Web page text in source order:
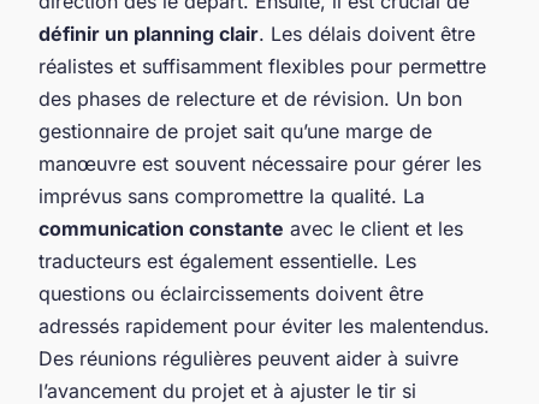
définir un planning clair. Les délais doivent être
réalistes et suffisamment flexibles pour permettre
des phases de relecture et de révision. Un bon
gestionnaire de projet sait qu’une marge de
manœuvre est souvent nécessaire pour gérer les
imprévus sans compromettre la qualité. La
communication constante avec le client et les
traducteurs est également essentielle. Les
questions ou éclaircissements doivent être
adressés rapidement pour éviter les malentendus.
Des réunions régulières peuvent aider à suivre
l’avancement du projet et à ajuster le tir si